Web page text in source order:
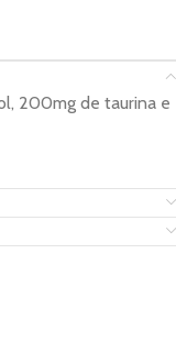
200mg de taurina e